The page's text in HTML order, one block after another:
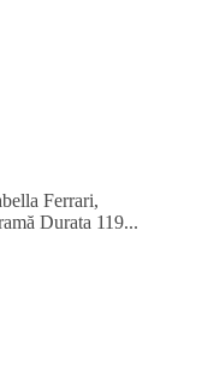
Ferrari,
Durata 119...